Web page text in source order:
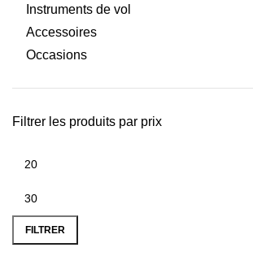
Instruments de vol
Accessoires
Occasions
Filtrer les produits par prix
FILTRER